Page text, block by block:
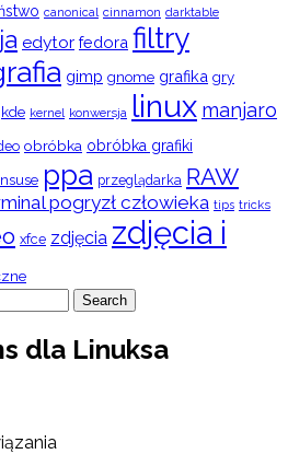
canonical cinnamon darktable
edytor fedora filtry
gimp gnome grafika gry
kde kernel konwersja linux manjaro
obróbka obróbka grafiki
ppa przeglądarka RAW
pogryzł człowieka tips tricks
xfce zdjęcia zdjęcia i
Search
dla Linuksa